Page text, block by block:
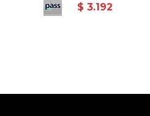
$ 3.192